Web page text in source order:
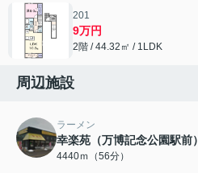
201
9万円
2階 / 44.32㎡ / 1LDK
周辺施設
ラーメン
幸楽苑（万博記念公園駅前）
4440ｍ（56分）